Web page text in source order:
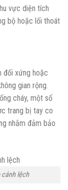
vực diện tích
bộ hoặc lối thoát
đối xứng hoặc
gian rộng.
cháy, một số
trang bị tay co
nhằm đảm bảo
lệch